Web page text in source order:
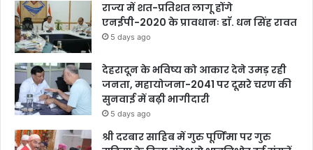
राज्य में शत-प्रतिशत लागू होंगे
एनईपी-2020 के प्रावधानः डाॅ. धन सिंह रावत
5 days ago
देहरादून के भविष्य को आकार देने उमड़ रही
जनता, महायोजना-2041 पर दूसरे चरण की
सुनवाई में बढ़ी भागीदारी
5 days ago
श्री दरबार साहिब में गुरु पूर्णिमा पर गुरु